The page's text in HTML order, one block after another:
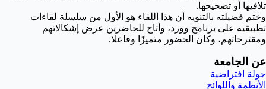
تلافيها أو تصحيحها.
وختم فضيلته بالتنويه أن هذا اللقاء هو الأول من سلسلة لقاءات
تطبيقية على برنامج وورد، وأتاح للحاضرين عرض إشكالاتهم
ومقترحاتهم، وكان الحضور متميزًا وفاعلا.
عن الجامعة
جولة افتراضية
الأنظمة واللوائح